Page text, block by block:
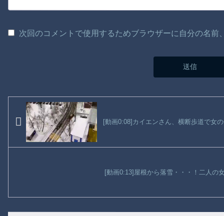
次回のコメントで使用するためブラウザーに自分の名
[動画0:08]カイエンさん、横断歩道で女
[動画0:13]屋根から落雪・・・！二人の